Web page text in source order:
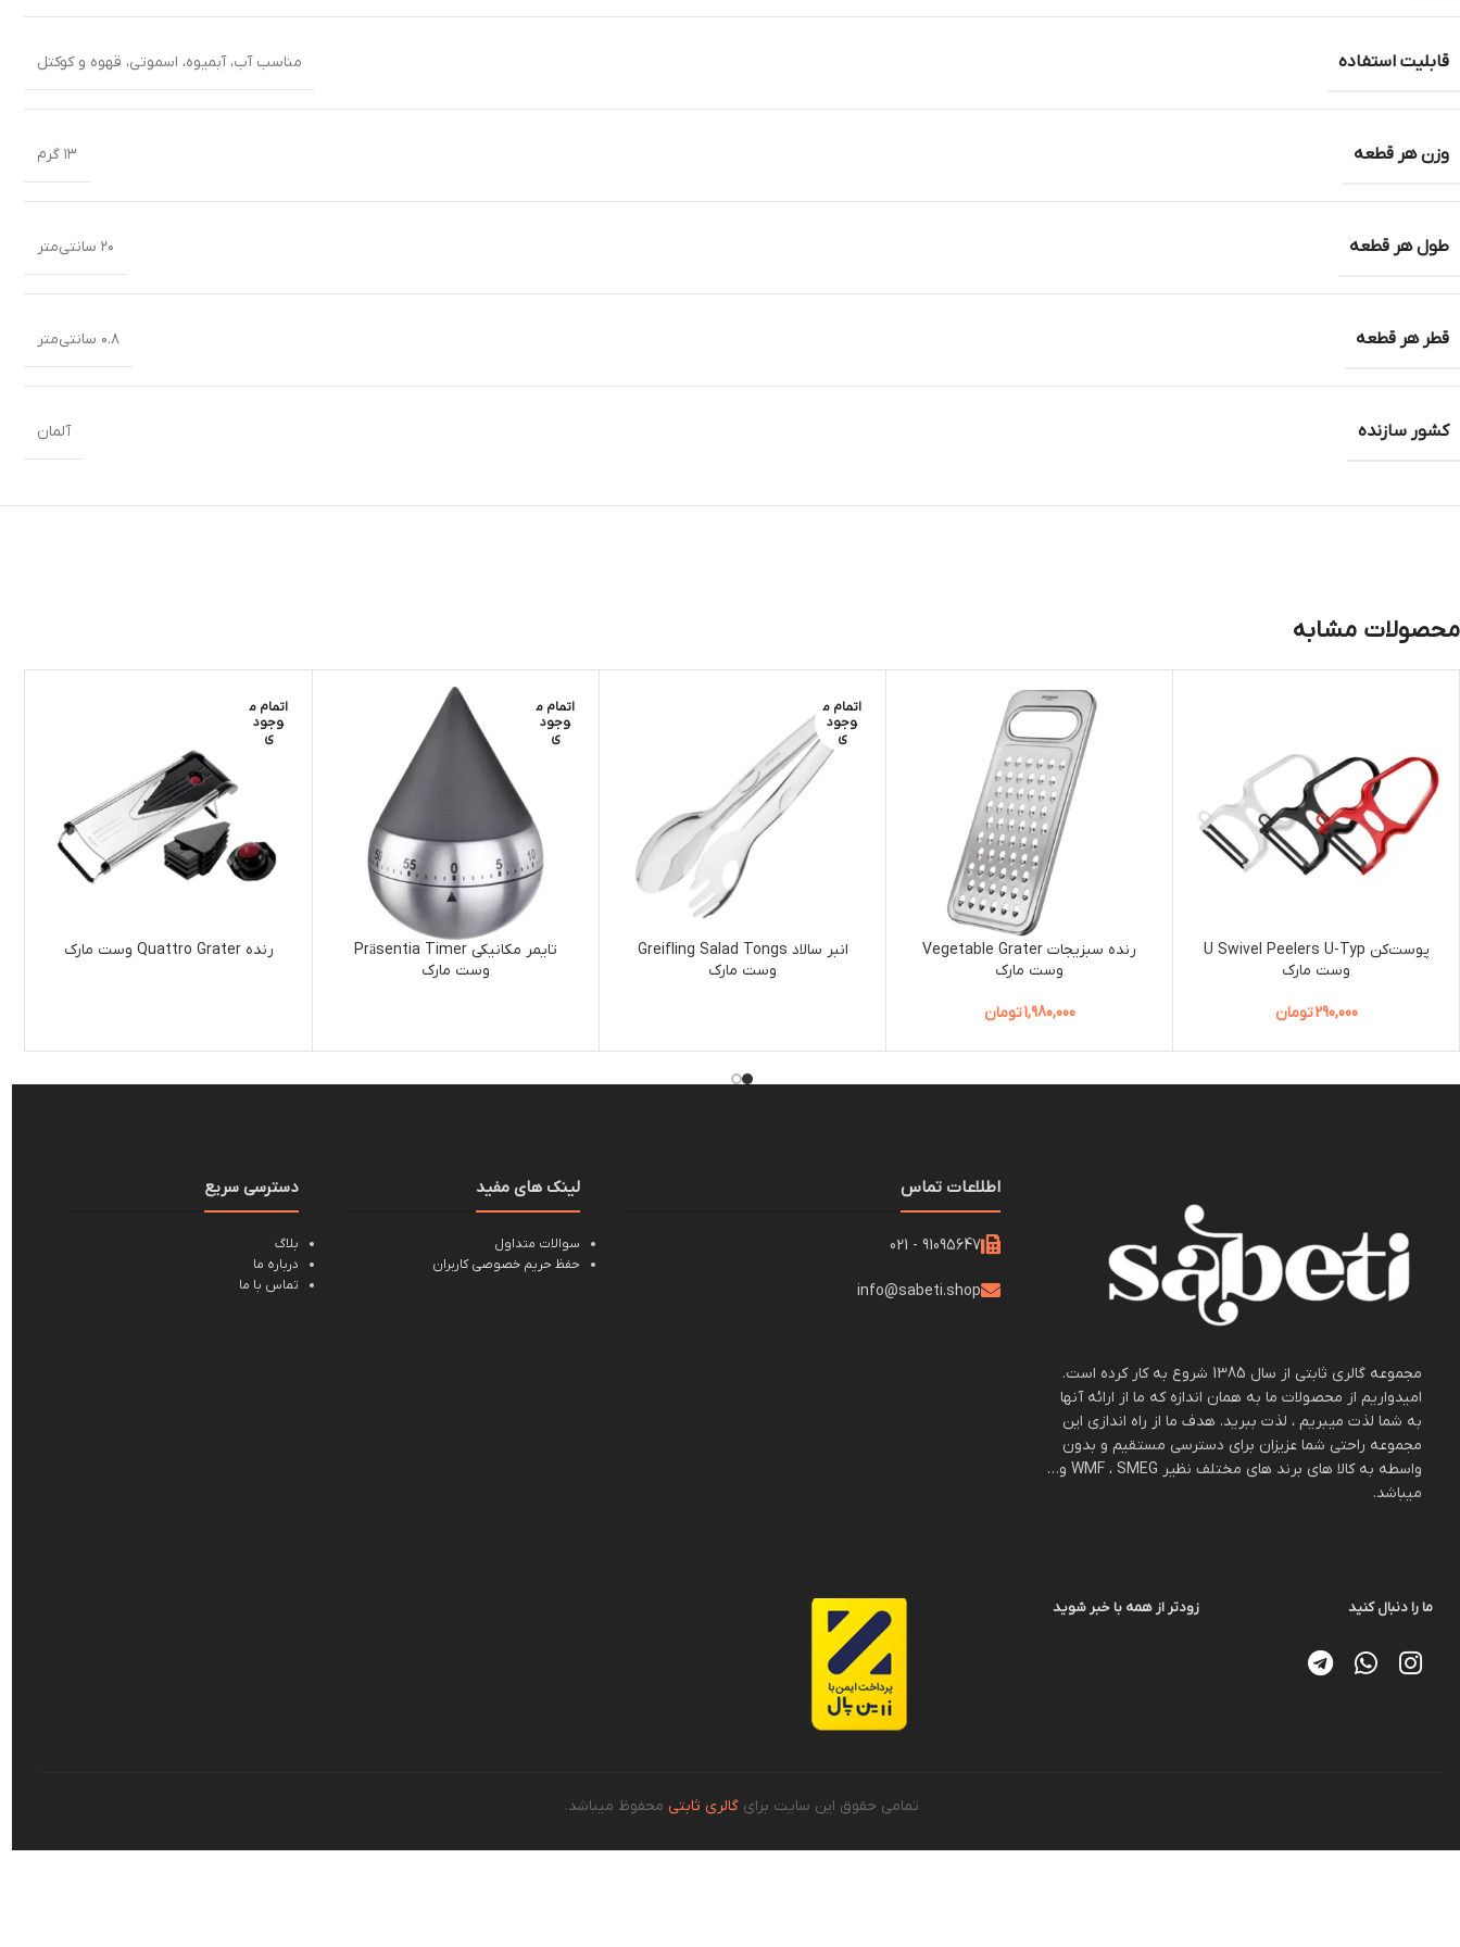
قابلیت استفاده مناسب آب، آبمیوه، اسموتی، قهوه و کوکتل
وزن هر قطعه ۱۳ گرم
طول هر قطعه ۲۰ سانتی‌متر
قطر هر قطعه ۰.۸ سانتی‌متر
کشور سازنده آلمان
محصولات مشابه
پوست‌کن U Swivel Peelers U-Typ
وست مارک
290,000تومان
رنده سبزیجات Vegetable Grater
وست مارک
1,980,000تومان
اتمام م
وجود
ی
انبر سالاد Greifling Salad Tongs
وست مارک
اتمام م
وجود
ی
تایمر مکانیکی Präsentia Timer
وست مارک
اتمام م
وجود
ی
رنده Quattro Grater وست مارک
مجموعه گالری ثابتی از سال 1385 شروع به کار کرده است.
امیدواریم از محصولات ما به همان اندازه که ما از ارائه آنها
به شما لذت میبریم ، لذت ببرید. هدف ما از راه اندازی این
مجموعه راحتی شما عزیزان برای دسترسی مستقیم و بدون
واسطه به کالا های برند های مختلف نظیر WMF ، SMEG و…
میباشد.
اطلاعات تماس
91095647 - 021
info@sabeti.shop
لینک های مفید
سوالات متداول
حفظ حریم خصوصی کاربران
دسترسی سریع
بلاگ
درباره ما
تماس با ما
ما را دنبال کنید زودتر از همه با خبر شوید
تمامی حقوق این سایت برای گالری ثابتی محفوظ میباشد.